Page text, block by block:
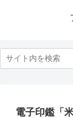
電子印鑑「